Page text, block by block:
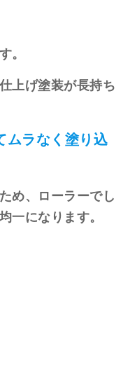
。
上げ塗装が長持ち
ラなく塗り込
め、ローラーでし
一になります。